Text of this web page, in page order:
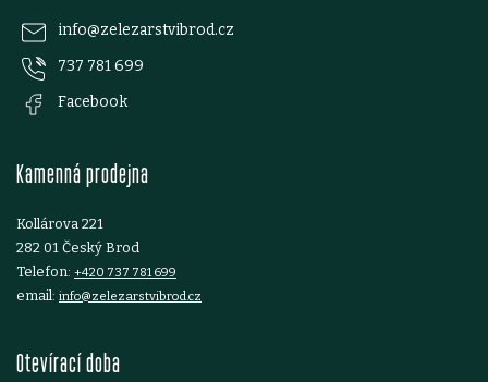
info@zelezarstvibrod.cz
737 781 699
Facebook
Kamenná prodejna
Kollárova 221
282 01 Český Brod
Telefon: +420 737 781 699
email: info@zelezarstvibrod.cz
Otevírací doba